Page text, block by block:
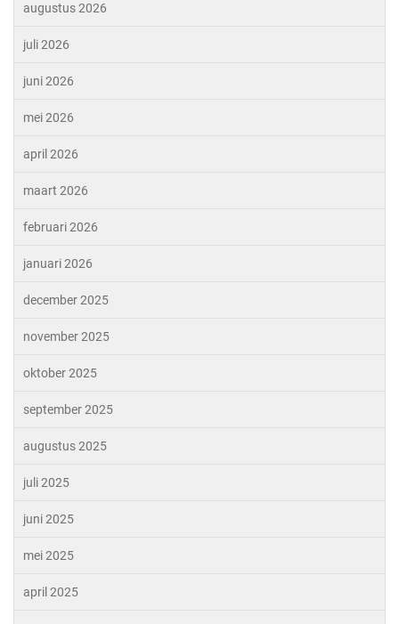
augustus 2026
juli 2026
juni 2026
mei 2026
april 2026
maart 2026
februari 2026
januari 2026
december 2025
november 2025
oktober 2025
september 2025
augustus 2025
juli 2025
juni 2025
mei 2025
april 2025